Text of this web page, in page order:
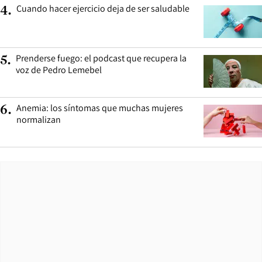
4. Cuando hacer ejercicio deja de ser saludable
5. Prenderse fuego: el podcast que recupera la
voz de Pedro Lemebel
6. Anemia: los síntomas que muchas mujeres
normalizan